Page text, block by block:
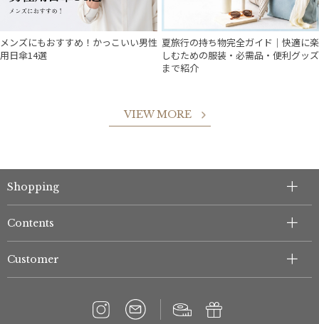
メンズにもおすすめ！かっこいい男性
用日傘14選
夏旅行の持ち物完全ガイド｜快適に楽
しむための服装・必需品・便利グッズ
まで紹介
VIEW MORE
Shopping
Contents
Customer